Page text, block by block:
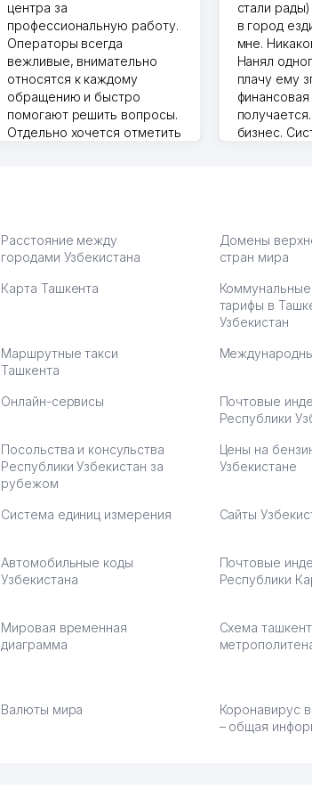
центра за
профессиональную работу.
Операторы всегда
вежливые, внимательно
относятся к каждому
обращению и быстро
помогают решить вопросы.
Отдельно хочется отметить
обслуживания клиентов.
Рекомендую этот колл-
партнера для бизнеса.
стали
в город
мне.
Нанял
плачу ему
бизнес.
тут у нас
Выгодное
Марат
Расстояние между
городами Узбекистана
Домены
стран мира
Карта Ташкента
тарифы в
Узбекистан
Маршрутные такси
Ташкента
Онлайн-сервисы
Почтовые
Республики
Посольства и консульства
Республики Узбекистан за
рубежом
Цены на
Узбекистане
Система единиц измерения Сайты
Автомобильные коды
Узбекистана
Почтовые
Республики
Мировая временная
диаграмма
Схема
Валюты мира
Коронавирус
– общая